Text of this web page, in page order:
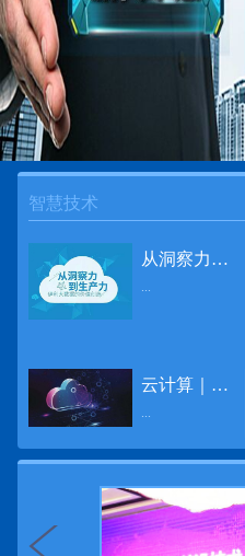
智慧技术
从洞察力到生产力 伊利大数据的价值创造
...
云计算｜边缘计算将为物联网行业带来巨大增长
...